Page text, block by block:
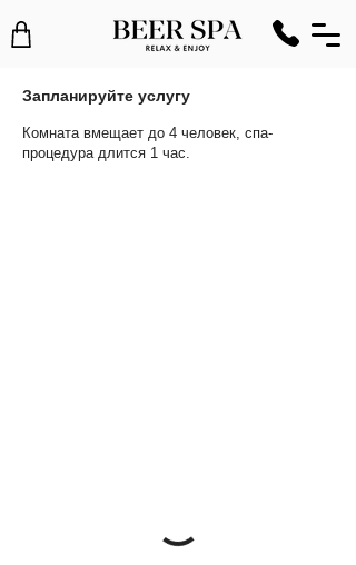
Запланируйте услугу
Комната вмещает до 4 человек, спа-
процедурa длится 1 час.